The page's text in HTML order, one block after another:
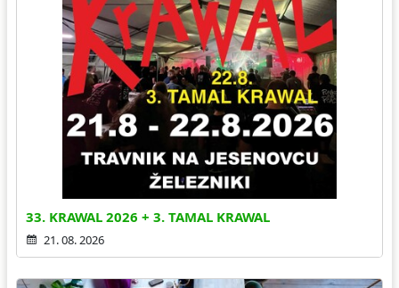
33. KRAWAL 2026 + 3. TAMAL KRAWAL
21. 08. 2026